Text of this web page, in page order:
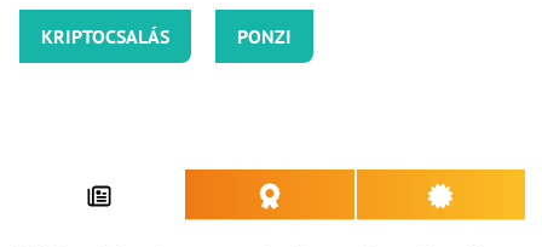
KRIPTOCSALÁS PONZI